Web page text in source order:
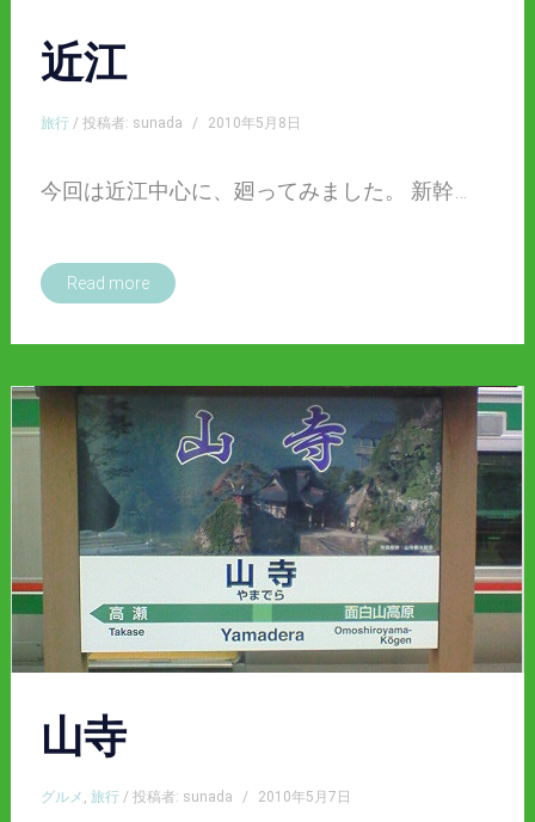
近江
旅行/ 投稿者: sunada / 2010年5月8日
今回は近江中心に、廻ってみました。 新幹…
Read more
山寺
グルメ 旅行/ 投稿者: sunada / 2010年5月7日